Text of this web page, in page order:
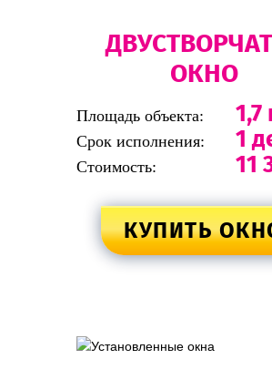
ОКНО
Площадь объекта: 1,7
Срок исполнения: 1
Стоимость: 11
КУПИТЬ